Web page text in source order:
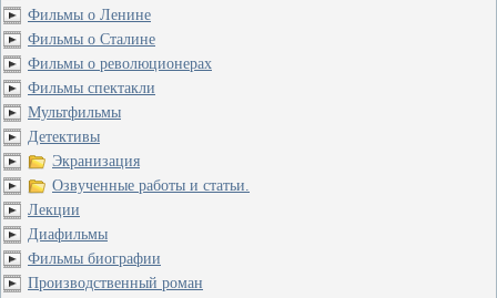
Фильмы о Ленине
Фильмы о Сталине
Фильмы о революционерах
Фильмы спектакли
Мультфильмы
Детективы
Экранизация
Озвученные работы и статьи.
Лекции
Диафильмы
Фильмы биографии
Производственный роман